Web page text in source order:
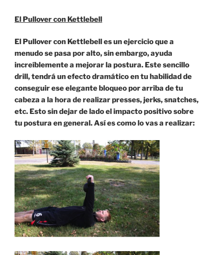
El Pullover con Kettlebell
El Pullover con Kettlebell es un ejercicio que a
menudo se pasa por alto, sin embargo, ayuda
increíblemente a mejorar la postura. Este sencillo
drill, tendrá un efecto dramático en tu habilidad de
conseguir ese elegante bloqueo por arriba de tu
cabeza a la hora de realizar presses, jerks, snatches,
etc. Esto sin dejar de lado el impacto positivo sobre
tu postura en general. Así es como lo vas a realizar: